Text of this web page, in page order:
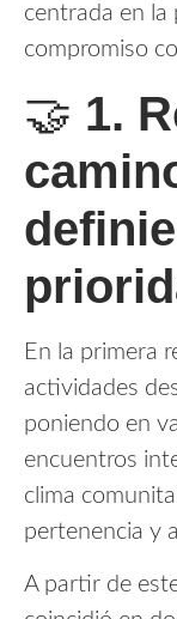
centrada en la
compromiso
🤝 1.
En la primera
actividades
poniendo en
encuentros
clima
pertenencia y
A partir de